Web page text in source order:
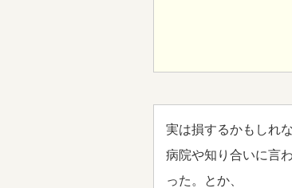
実は損するかもしれ
病院や知り合いに言
った。とか、